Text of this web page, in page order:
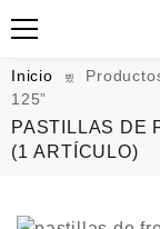
Inicio
125”
PASTILLAS DE
(1 ARTÍCULO)